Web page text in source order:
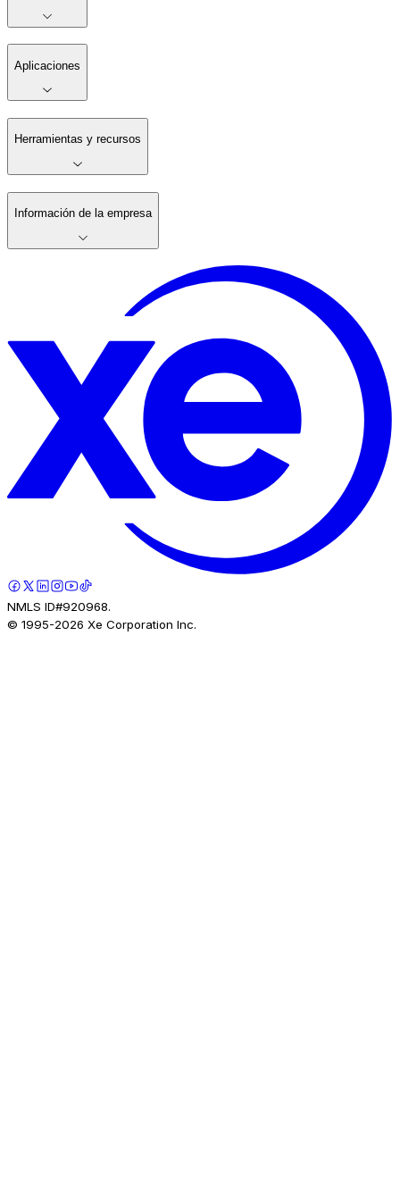
Aplicaciones
Herramientas y recursos
Información de la empresa
NMLS ID#920968.
© 1995-2026 Xe Corporation Inc.